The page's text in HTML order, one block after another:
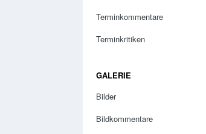
Terminkommentare
Terminkritiken
GALERIE
Bilder
Bildkommentare